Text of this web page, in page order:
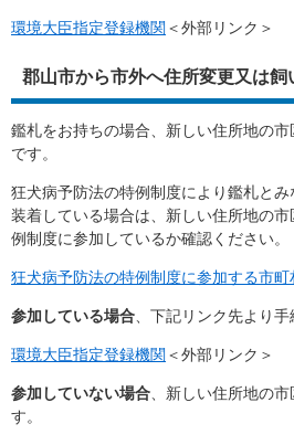
環境大臣指定登録機関 ＜外部リンク＞
郡山市から市外へ住所変更又は飼
鑑札をお持ちの場合、新しい住所地の
です。
狂犬病予防法の特例制度により鑑札と
装着している場合は、新しい住所地の
例制度に参加しているか確認ください。
狂犬病予防法の特例制度に参加する市町
参加している場合、下記リンク先より手
環境大臣指定登録機関 ＜外部リンク＞
参加していない場合、新しい住所地の
す。